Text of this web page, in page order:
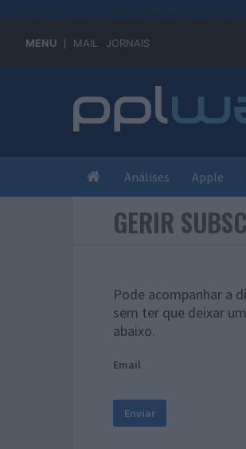
MENU MAIL JORNAIS
Análises Apple
GERIR
Pode acompanhar a
sem ter que deixar
abaixo.
Email